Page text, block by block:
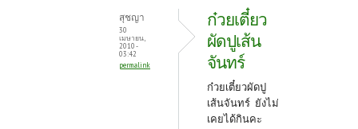
สุชญา
30
เมษายน,
2010 -
03:42
permalink
ก๋วยเตี๋ยว
ผัดปูเส้น
จันทร์
ก๋วยเตี๋ยวผัดปู
เส้นจันทร์ ยังไม่
เคยได้กินคะ